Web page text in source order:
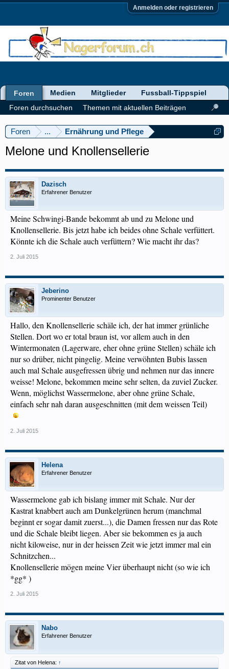
Anmelden oder registrieren
Foren ... Ernährung und Pflege
Melone und Knollensellerie
Dazisch
Erfahrener Benutzer
Meine Schwingi-Bande bekommt ab und zu Melone und
Knollensellerie. Bis jetzt habe ich beides ohne Schale verfüttert.
Könnte ich die Schale auch verfüttern? Wie macht ihr das?
2. Juli 2015
Jeberino
Prominenter Benutzer
Hallo, den Knollensellerie schäle ich, der hat immer grünliche
Stellen. Dort wo er total braun ist, vor allem auch in den
Wintermonaten (Lagerware, eher ohne grüne Stellen) schäle ich
nur so drüber, nicht pingelig. Meine verwöhnten Bubis lassen
auch mal Schale ausgefressen übrig und nehmen nur das innere
weisse! Melone, bekommen meine sehr selten, da zuviel Zucker.
Wenn, möglichst Wassermelone, aber ohne grüne Schale,
einfach sehr nah daran ausgeschnitten (mit dem weissen Teil)
2. Juli 2015
Helena
Erfahrener Benutzer
Wassermelone gab ich bislang immer mit Schale. Nur der
Kastrat knabbert auch am Dunkelgrünen herum (manchmal
beginnt er sogar damit zuerst...), die Damen fressen nur das Rote
und die Schale bleibt liegen. Aber sie bekommen es ja auch
nicht kiloweise, nur in der heissen Zeit wie jetzt immer mal ein
Schnitzchen...
Knollensellerie mögen meine Vier überhaupt nicht (so wie ich
*gg* )
2. Juli 2015
Nabo
Erfahrener Benutzer
Zitat von Helena: ↑
Foren
Foren durchsuchen
Themen mit aktuellen Beiträgen
Medien Mitglieder Fussball-Tippspiel